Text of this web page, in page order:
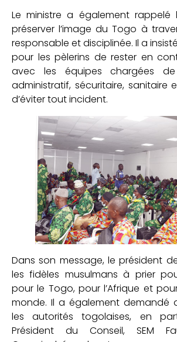
Le ministre a également rappelé
préserver l’image du Togo à
responsable et disciplinée. Il a
pour les pèlerins de rester en
avec les équipes chargées de
administratif, sécuritaire, sanitaire
d’éviter tout incident.
Dans son message, le président
les fidèles musulmans à prier
pour le Togo, pour l’Afrique et
monde. Il a également demandé
les autorités togolaises, en
Président du Conseil, SEM